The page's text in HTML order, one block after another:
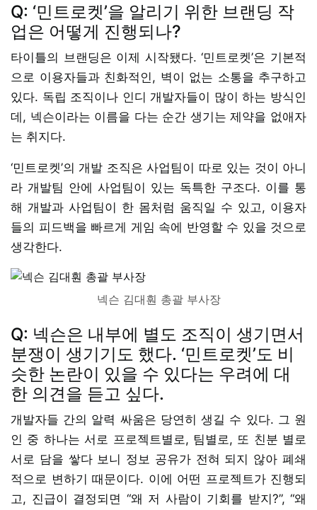
Q: ‘민트로켓’을 알리기 위한 브랜딩 작
업은 어떻게 진행되나?
타이틀의 브랜딩은 이제 시작됐다. ‘민트로켓’은 기본적
으로 이용자들과 친화적인, 벽이 없는 소통을 추구하고
있다. 독립 조직이나 인디 개발자들이 많이 하는 방식인
데, 넥슨이라는 이름을 다는 순간 생기는 제약을 없애자
는 취지다.
‘민트로켓’의 개발 조직은 사업팀이 따로 있는 것이 아니
라 개발팀 안에 사업팀이 있는 독특한 구조다. 이를 통
해 개발과 사업팀이 한 몸처럼 움직일 수 있고, 이용자
들의 피드백을 빠르게 게임 속에 반영할 수 있을 것으로
생각한다.
넥슨 김대훤 총괄 부사장
Q: 넥슨은 내부에 별도 조직이 생기면서
분쟁이 생기기도 했다. ‘민트로켓’도 비
슷한 논란이 있을 수 있다는 우려에 대
한 의견을 듣고 싶다.
개발자들 간의 알력 싸움은 당연히 생길 수 있다. 그 원
인 중 하나는 서로 프로젝트별로, 팀별로, 또 친분 별로
서로 담을 쌓다 보니 정보 공유가 전혀 되지 않아 폐쇄
적으로 변하기 때문이다. 이에 어떤 프로젝트가 진행되
고, 진급이 결정되면 “왜 저 사람이 기회를 받지?”, “왜